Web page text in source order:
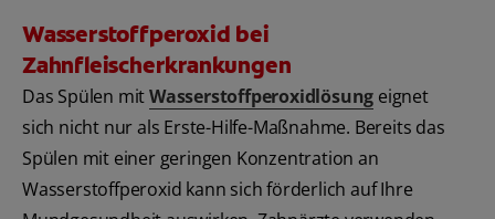
Wasserstoffperoxid bei
Zahnfleischerkrankungen
Das Spülen mitWasserstoffperoxidlösung eignet
sich nicht nur als Erste-Hilfe-Maßnahme. Bereits das
Spülen mit einer geringen Konzentration an
Wasserstoffperoxid kann sich förderlich auf Ihre